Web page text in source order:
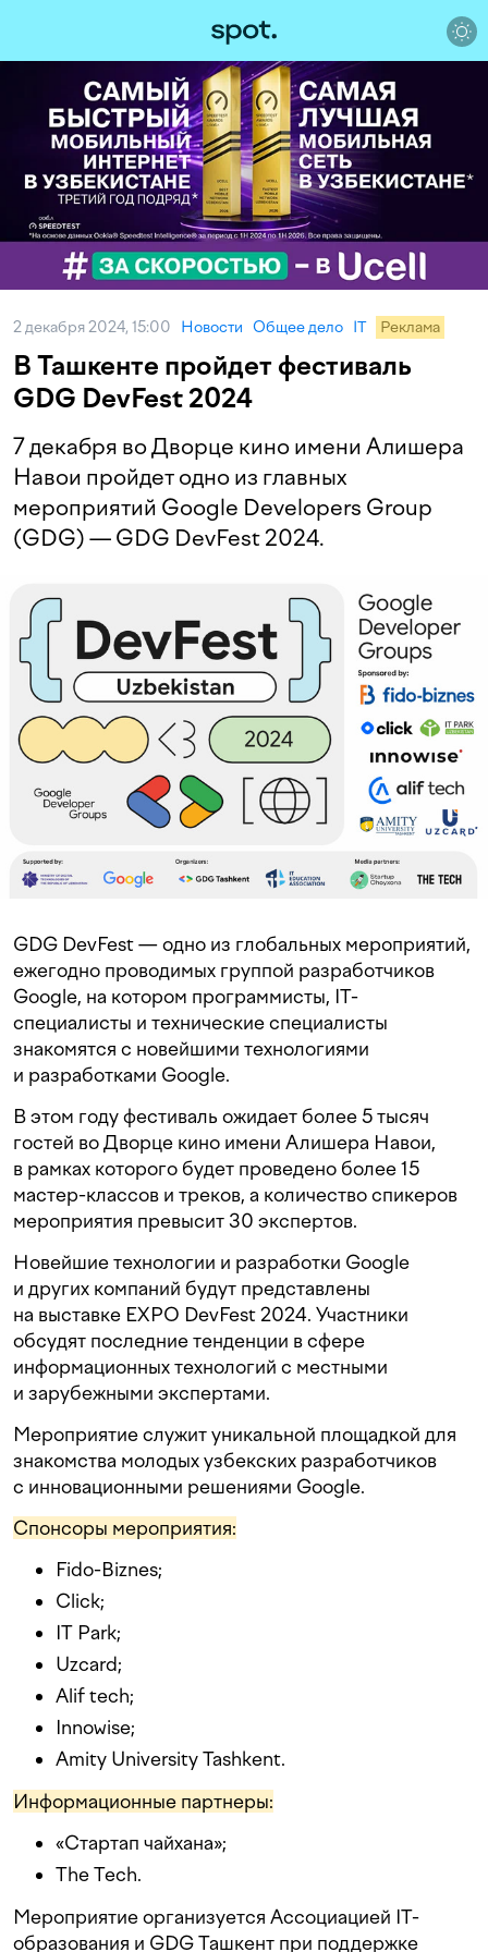
2 декабря 2024, 15:00 Новости Общее дело IT Реклама
В Ташкенте пройдет фестиваль
GDG DevFest 2024
7 декабря во Дворце кино имени Алишера
Навои пройдет одно из главных
мероприятий Google Developers Group
(GDG) — GDG DevFest 2024.
GDG DevFest — одно из глобальных мероприятий,
ежегодно проводимых группой разработчиков
Google, на котором программисты, IT-
специалисты и технические специалисты
знакомятся с новейшими технологиями
и разработками Google.
В этом году фестиваль ожидает более 5 тысяч
гостей во Дворце кино имени Алишера Навои,
в рамках которого будет проведено более 15
мастер-классов и треков, а количество спикеров
мероприятия превысит 30 экспертов.
Новейшие технологии и разработки Google
и других компаний будут представлены
на выставке EXPO DevFest 2024. Участники
обсудят последние тенденции в сфере
информационных технологий с местными
и зарубежными экспертами.
Мероприятие служит уникальной площадкой для
знакомства молодых узбекских разработчиков
с инновационными решениями Google.
Спонсоры мероприятия:
Fido-Biznes;
Click;
IT Park;
Uzcard;
Alif tech;
Innowise;
Amity University Tashkent.
Информационные партнеры:
«Стартап чайхана»;
The Tech.
Мероприятие организуется Ассоциацией IT-
образования и GDG Ташкент при поддержке